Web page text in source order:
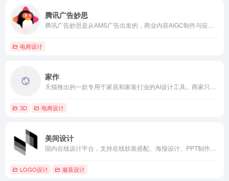
腾讯广告妙思
电商设计
家作
3D 电商设计
美间设计
LOGO设计 服装设计